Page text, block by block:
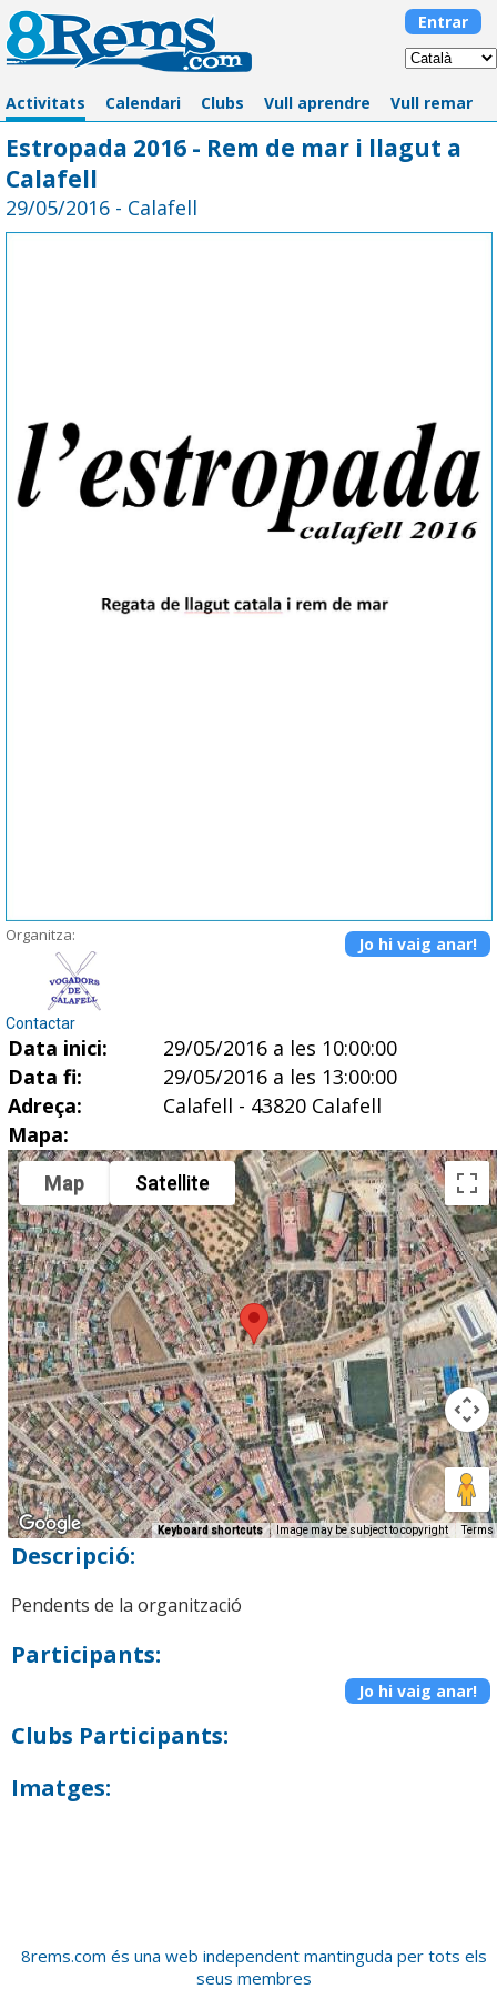
Estropada 2016 - Rem de mar i llagut a
Calafell
29/05/2016 - Calafell
Organitza:
Contactar
Jo hi vaig anar!
Data inici:
29/05/2016 a les 10:00:00
Data fi:
29/05/2016 a les 13:00:00
Adreça:
Calafell - 43820 Calafell
Mapa:
Map Satellite
Keyboard shortcuts Image may be subject to copyright Terms
Descripció:
Pendents de la organització
Participants:
Jo hi vaig anar!
Clubs Participants:
Imatges:
8rems.com és una web independent mantinguda per tots els
seus membres
Entrar
Activitats Calendari Clubs Vull aprendre Vull remar